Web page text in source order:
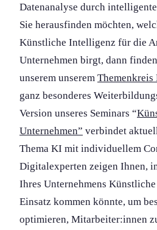
Daten­analyse durch
Sie herausfinden möchten,
Künstliche Intelligenz für die
Unternehmen birgt, dann
unserem unserem
ganz besonderes
Version unseres Seminars “
Unternehmen” verbindet
Thema KI mit individuellem
Digitalexperten zeigen Ihnen,
Ihres Unternehmens
Einsatz kommen könnte, um
optimieren, Mitarbeiter:innen